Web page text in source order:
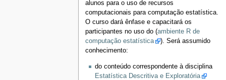
alunos para o uso de recursos
computacionais para computação estatística.
O curso dará ênfase e capacitará os
participantes no uso do (ambiente R de
computação estatística
). Será assumido
conhecimento:
do conteúdo correspondente à disciplina
Estatística Descritiva e Exploratória